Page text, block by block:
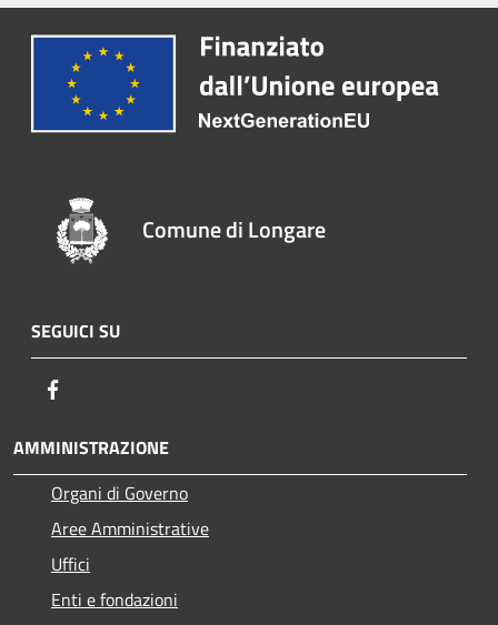
Comune di Longare
SEGUICI SU
AMMINISTRAZIONE
Organi di Governo
Aree Amministrative
Uffici
Enti e fondazioni